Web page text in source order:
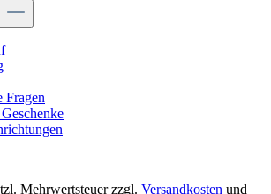
Fragen
Mehrwertsteuer zzgl. Versandkosten und